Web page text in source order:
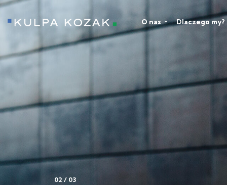
O nas Dlaczego my?
3 / 03